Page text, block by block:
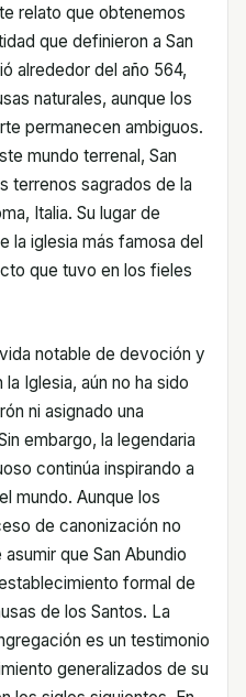
relato que obtenemos
que definieron a San
alrededor del año 564,
naturales, aunque los
permanecen ambiguos.
mundo terrenal, San
terrenos sagrados de la
Italia. Su lugar de
la iglesia más famosa del
que tuvo en los fieles
notable de devoción y
Iglesia, aún no ha sido
ni asignado una
embargo, la legendaria
continúa inspirando a
mundo. Aunque los
de canonización no
que San Abundio
formal de
de los Santos. La
es un testimonio
generalizados de su